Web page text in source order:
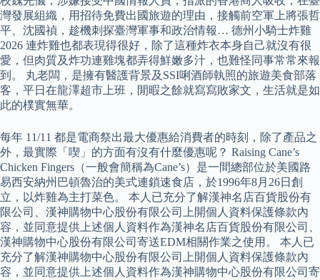
灣發展組織，用招待免費出國旅遊的理由，接觸前空軍上將張哲
平、沈國禎，趁機刺探臺灣軍事和政治情報… 德州小騎士炸雞
2026 連炸雞也都表現得很好，除了這種炸衣本身自己就沒有很
愛，但肉質及炸功連雞塊都弄得鮮嫩多汁，也難怪同事常常來報
到。 丸老闆，是擁有醫護背景及SSI唎酒師執照的旅遊美食部落
客，平日在龍澤超市上班，閒暇之餘就寫寫敗家文，生活就是如
此的樸實無華。
每年 11/11 都是電商祭出最大優惠給消費者的時刻，除了產品之
外，最實際「喫」的方面有沒有什麼優惠呢？ Raising Cane’s
Chicken Fingers（一般會簡稱為Cane’s）是一間總部位於美國路
易西安納州巴頓魯治的美式連鎖速食店，於1996年8月26日創
立，以炸雞為主打菜色。 本人已充分了解漢神名店百貨股份有
限公司、漢神購物中心股份有限公司上開個人資料保護條款內
容，並同意提供上述個人資料作為漢神名店百貨股份有限公司、
漢神購物中心股份有限公司寄送EDM相關作業之使用。 本人已
充分了解漢神購物中心股份有限公司上開個人資料保護條款內
容，並同意提供上述個人資料作為漢神購物中心股份有限公司寄